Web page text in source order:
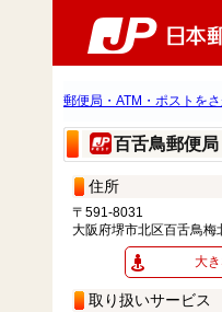
郵便局・ATM・ポストを
百舌鳥郵便局
住所
〒591-8031
大阪府堺市北区百舌鳥梅
大
取り扱いサービス